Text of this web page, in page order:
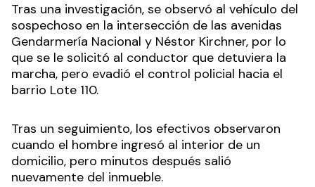
Tras una investigación, se observó al vehículo del
sospechoso en la intersección de las avenidas
Gendarmería Nacional y Néstor Kirchner, por lo
que se le solicitó al conductor que detuviera la
marcha, pero evadió el control policial hacia el
barrio Lote 110.
Tras un seguimiento, los efectivos observaron
cuando el hombre ingresó al interior de un
domicilio, pero minutos después salió
nuevamente del inmueble.